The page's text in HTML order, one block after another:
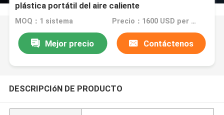
plástica portátil del aire caliente
MOQ：1 sistema Precio：1600 USD per set
Mejor precio Contáctenos
DESCRIPCIóN DE PRODUCTO